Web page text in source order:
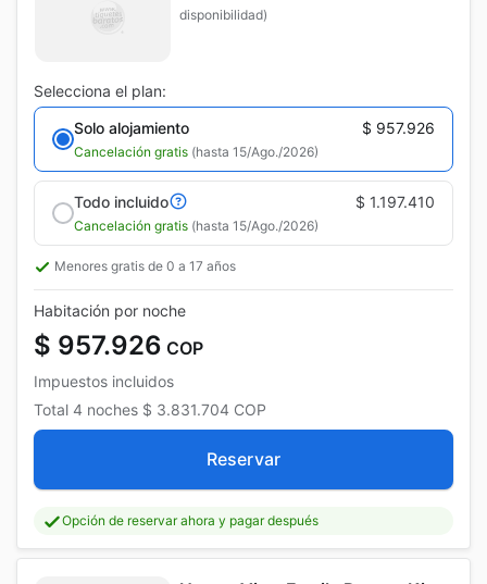
disponibilidad)
Selecciona el plan:
Solo alojamiento
$ 957.926
Cancelación gratis (hasta 15/Ago./2026)
Todo incluido $ 1.197.410
Cancelación gratis (hasta 15/Ago./2026)
Menores gratis de 0 a 17 años
Habitación por noche
$ 957.926 COP
Impuestos incluidos
Total 4 noches $ 3.831.704 COP
Reservar
Opción de reservar ahora y pagar después